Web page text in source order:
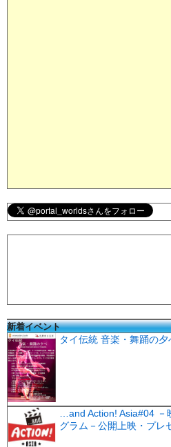
新着イベント
タイ伝統 音楽・舞踊の夕
…and Action! Asia#04 －
グラム－公開上映・プレ